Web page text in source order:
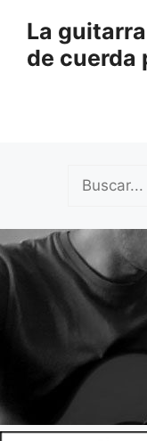
contenido
La
de cuerda